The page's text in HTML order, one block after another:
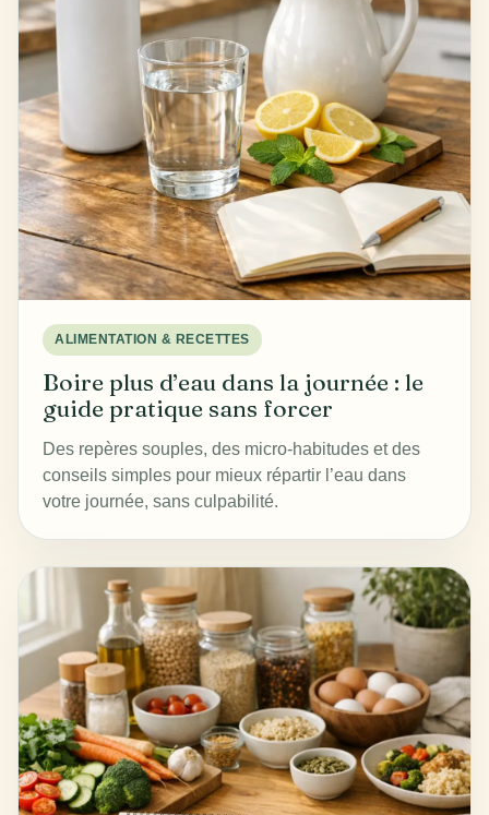
ALIMENTATION & RECETTES
Boire plus d’eau dans la journée : le
guide pratique sans forcer
Des repères souples, des micro-habitudes et des
conseils simples pour mieux répartir l’eau dans
votre journée, sans culpabilité.